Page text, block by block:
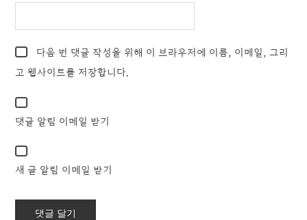
다음 번 댓글 작성을 위해 이 브라우저에 이름, 이메일, 그리
고 웹사이트를 저장합니다.
댓글 알림 이메일 받기
새 글 알림 이메일 받기